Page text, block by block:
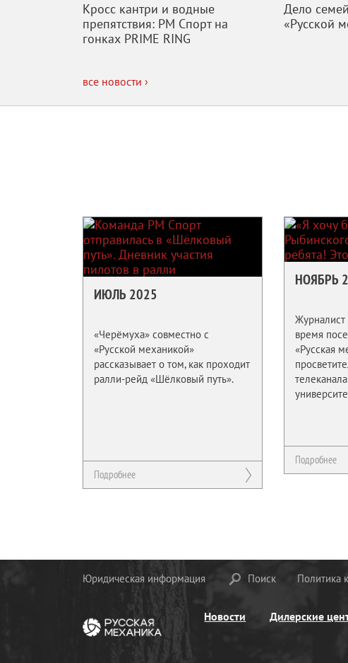
Кросс кантри и водные
препятствия: РМ Спорт на
гонках PRIME RING
Дело
«Русской
все новости ›
ИЮЛЬ 2025
«Черёмуха» совместно с
«Русской механикой»
рассказывает о том, как проходит
ралли-рейд «Шёлковый путь».
Подробнее
НОЯБРЬ
время
«Русская
Подробнее
Юридическая информация Поиск Политика
Новости Дилерские